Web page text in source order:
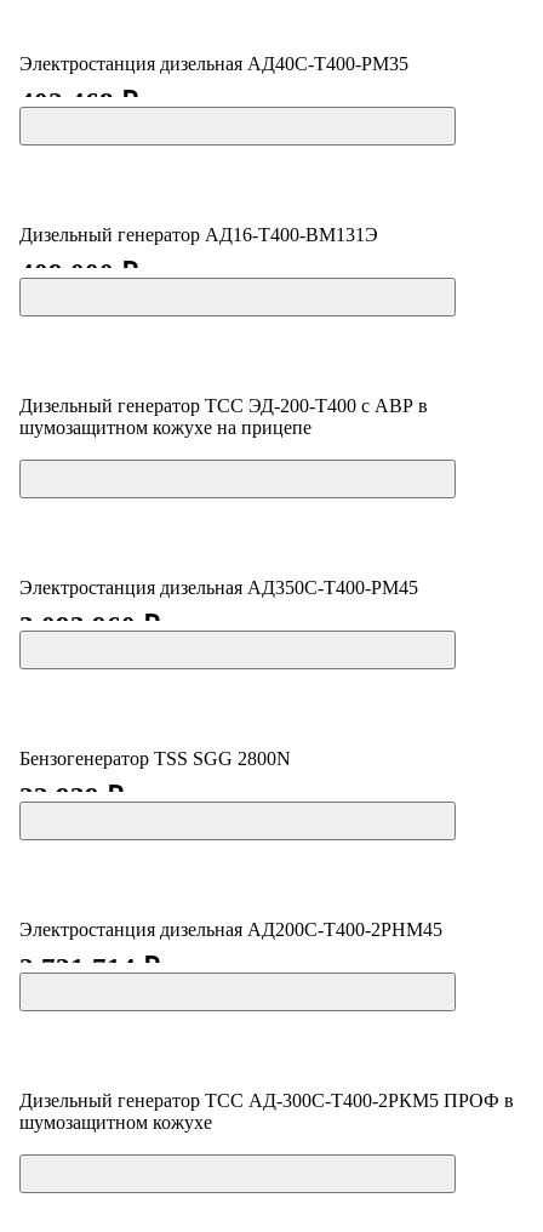
Электростанция дизельная АД40С-Т400-РМ35
402 468 ₽
Дизельный генератор АД16-Т400-ВМ131Э
409 000 ₽
Дизельный генератор ТСС ЭД-200-Т400 с АВР в
шумозащитном кожухе на прицепе
Цена по запросу
Электростанция дизельная АД350С-Т400-РМ45
3 093 960 ₽
Бензогенератор TSS SGG 2800N
23 939 ₽
Электростанция дизельная АД200С-Т400-2РНМ45
2 731 714 ₽
Дизельный генератор ТСС АД-300С-Т400-2РКМ5 ПРОФ в
шумозащитном кожухе
Цена по запросу